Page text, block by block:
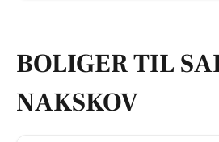
BOLIGER TIL
NAKSKOV